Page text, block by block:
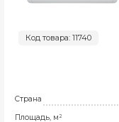
Код товара: 11740
Страна
Площадь, м²